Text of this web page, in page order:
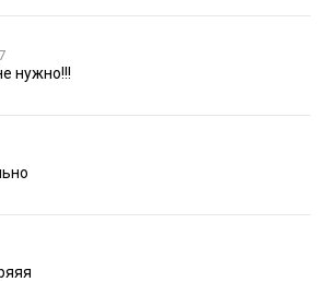
нужно!!!